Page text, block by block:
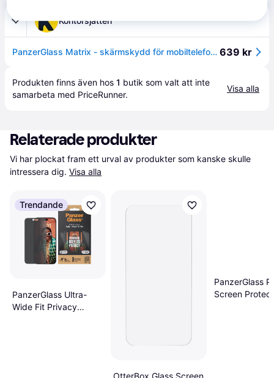
Kontorsjätten
PanzerGlass Matrix - skärmskydd för mobiltelefon - med D3O, ultrabred passning med AlignerKit 639 kr
Produkten finns även hos 1 butik som valt att inte
samarbeta med PriceRunner.
Visa alla
Relaterade produkter
Vi har plockat fram ett urval av produkter som kanske skulle
intressera dig. Visa alla
Trendande
PanzerGlass Ultra-
Wide Fit Privacy
OtterBox Glass Screen
PanzerGlass
Screen